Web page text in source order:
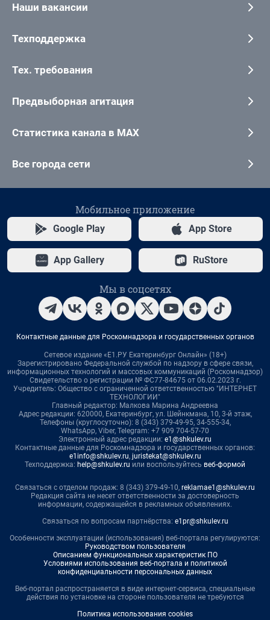
Наши вакансии
Техподдержка
Тех. требования
Предвыборная агитация
Статистика канала в MAX
Все города сети
Мобильное приложение
Google Play App Store
App Gallery RuStore
Мы в соцсетях
Контактные данные для Роскомнадзора и государственных органов
Сетевое издание «Е1.РУ Екатеринбург Онлайн» (18+)
Зарегистрировано Федеральной службой по надзору в сфере связи,
информационных технологий и массовых коммуникаций (Роскомнадзор)
Свидетельство о регистрации № ФС77-84675 от 06.02.2023 г.
Учредитель: Общество с ограниченной ответственностью "ИНТЕРНЕТ
ТЕХНОЛОГИИ"
Главный редактор: Малкова Марина Андреевна
Адрес редакции: 620000, Екатеринбург, ул. Шейнкмана, 10, 3-й этаж,
Телефоны (круглосуточно): 8 (343) 379-49-95, 34-555-34,
WhatsApp, Viber, Telegram: +7 909 704-57-70
Электронный адрес редакции: e1@shkulev.ru
Контактные данные для Роскомнадзора и государственных органов:
e1info@shkulev.ru, juristekat@shkulev.ru
Техподдержка: help@shkulev.ru или воспользуйтесь веб-формой
Связаться с отделом продаж: 8 (343) 379-49-10, reklamae1@shkulev.ru
Редакция сайта не несет ответственности за достоверность
информации, содержащейся в рекламных объявлениях.
Связаться по вопросам партнёрства: e1pr@shkulev.ru
Особенности эксплуатации (использования) веб-портала регулируются:
Руководством пользователя
Описанием функциональных характеристик ПО
Условиями использования веб-портала и политикой
конфиденциальности персональных данных
Веб-портал распространяется в виде интернет-сервиса, специальные
действия по установке на стороне пользователя не требуются
Политика использования cookies